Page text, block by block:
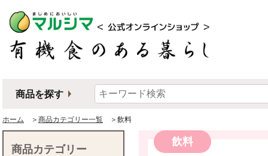
商品を探す
ホーム ＞ 商品カテゴリー一覧 ＞飲料
飲料
商品カテゴリー